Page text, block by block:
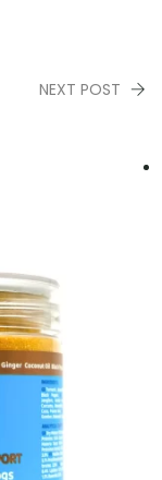
NEXT POST